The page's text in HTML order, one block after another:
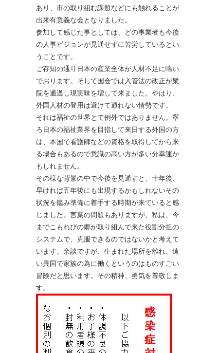
あり、市の取り組む課題などにも触れることが
出来有意義な会となりました。
参加して感じた事としては、どの事業者も今後
の人事ビジョンが見通せずに苦労しているとい
うことです。
ご存知の通り日本の産業全体が人材不足に喘い
でおります。そして国会では入管法の改正が衆
院を通過し現実味を増して来ました。やはり、
外国人材の登用は避けて通れない情勢です。
それは福祉の世界とて例外ではありません。寧
ろ日本の福祉業界を目指して来日する外国の方
は、本国で看護師などの資格を取得してから来
る場合もあるので意識の高い方が多い分幸運か
もしれません。
その様な背景の中で今後を見通すと、十年後、
早ければ五年後にも出現するかもしれないその
状況を鑑み準備に着手する時期が来ていると感
じました。言葉の問題もありますが、私は、今
までこもれびの郷が取り組んで来た役割分担の
システムで、克服できるのではないかと考えて
います。余談ですが、生まれた場所を離れ、遠
い異国で家族の為に働くというのはものすごい
冒険だと思います。その精神、勇気を尊敬しま
す。